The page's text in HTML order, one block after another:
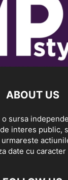
ABOUT US
sursa
interes public,
urmareste
date cu